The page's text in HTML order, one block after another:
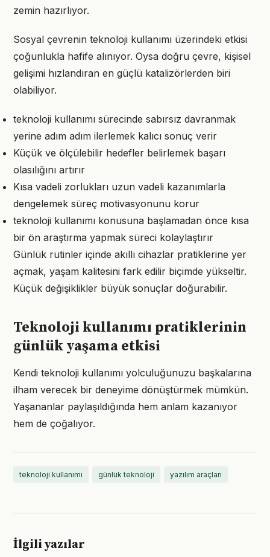
zemin hazırlıyor.
Sosyal çevrenin teknoloji kullanımı üzerindeki etkisi
çoğunlukla hafife alınıyor. Oysa doğru çevre, kişisel
gelişimi hızlandıran en güçlü katalizörlerden biri
olabiliyor.
teknoloji kullanımı sürecinde sabırsız davranmak
yerine adım adım ilerlemek kalıcı sonuç verir
Küçük ve ölçülebilir hedefler belirlemek başarı
olasılığını artırır
Kısa vadeli zorlukları uzun vadeli kazanımlarla
dengelemek süreç motivasyonunu korur
teknoloji kullanımı konusuna başlamadan önce kısa
bir ön araştırma yapmak süreci kolaylaştırır
Günlük rutinler içinde akıllı cihazlar pratiklerine yer
açmak, yaşam kalitesini fark edilir biçimde yükseltir.
Küçük değişiklikler büyük sonuçlar doğurabilir.
Teknoloji kullanımı pratiklerinin
günlük yaşama etkisi
Kendi teknoloji kullanımı yolculuğunuzu başkalarına
ilham verecek bir deneyime dönüştürmek mümkün.
Yaşananlar paylaşıldığında hem anlam kazanıyor
hem de çoğalıyor.
teknoloji kullanımı günlük teknoloji yazılım araçları
İlgili yazılar